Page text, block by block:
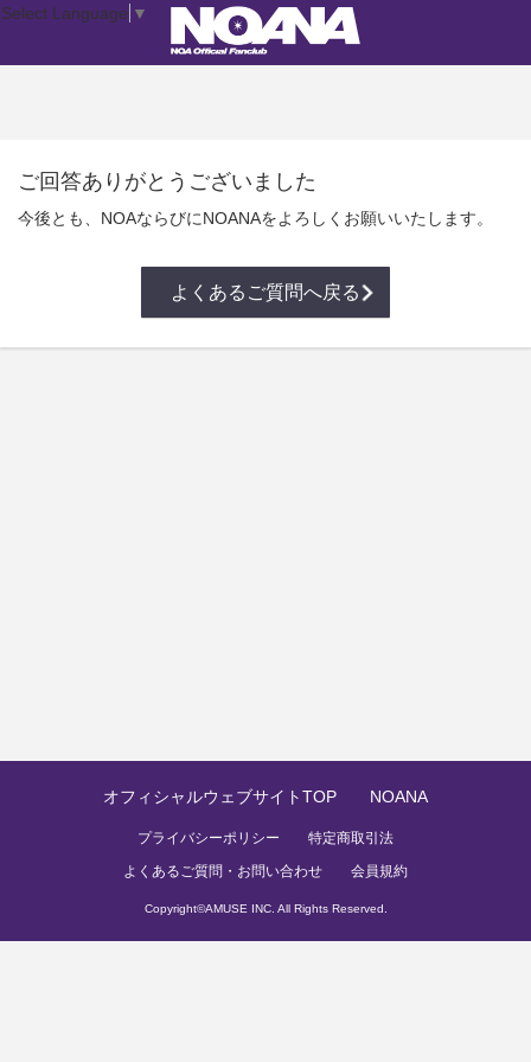
ご回答ありがとうございました
今後とも、NOAならびにNOANAをよろしくお願いいたします。
よくあるご質問へ戻る
オフィシャルウェブサイトTOP NOANA
プライバシーポリシー
特定商取引法
よくあるご質問・お問い合わせ
会員規約
Copyright©AMUSE INC. All Rights Reserved.
Select Language ▼